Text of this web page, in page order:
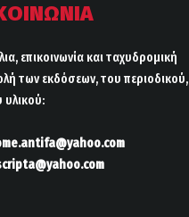
επικοινωνία και ταχυδρομική
των εκδόσεων, του περιοδικού,
υλικού: